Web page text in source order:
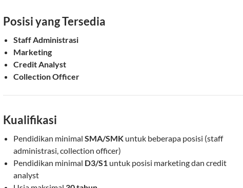
Posisi yang Tersedia
Staff Administrasi
Marketing
Credit Analyst
Collection Officer
Kualifikasi
Pendidikan minimal SMA/SMK untuk beberapa posisi (staff
administrasi, collection officer)
Pendidikan minimal D3/S1 untuk posisi marketing dan credit
analyst